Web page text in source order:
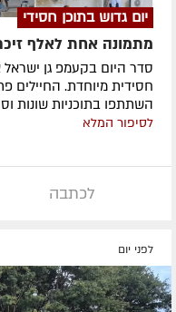
יום גדוש בתוכן חסידי
מתמונה אחת לאלף
סדר היום בקעמפ גן
חסידית מיוחדת. החיילים
השתתפו בתוכניות שונות
לסיפור המלא
לכתבה
לפני יום